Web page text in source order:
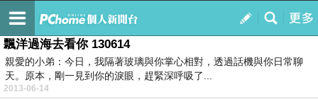
我的
訂閱
相愛
飄洋過海去看你 130614
親愛的小弟：今日，我隔著玻璃與你掌心相對，透過話機與你日常聊
天。原本，剛一見到你的淚眼，趕緊深呼吸了...
2013-06-14